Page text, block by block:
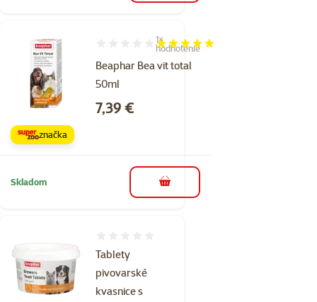
Beaphar Bea vit total
50ml
Hodnotenie 100%, počet hodnotení: 1
1×
hodnotenie
Cena
7,39 €
značka
Skladom do košíka
Tablety
pivovarské
kvasnice s